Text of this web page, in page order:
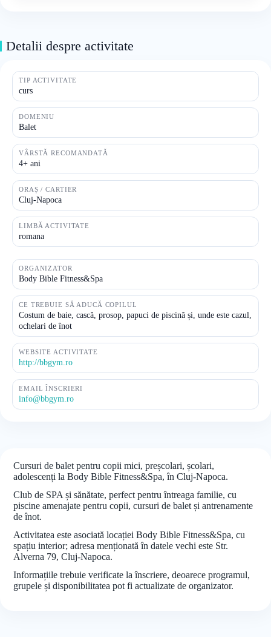
Detalii despre activitate
TIP ACTIVITATE
curs
DOMENIU
Balet
VÂRSTĂ RECOMANDATĂ
4+ ani
ORAȘ / CARTIER
Cluj-Napoca
LIMBĂ ACTIVITATE
romana
ORGANIZATOR
Body Bible Fitness&Spa
CE TREBUIE SĂ ADUCĂ COPILUL
Costum de baie, cască, prosop, papuci de piscină și, unde este cazul,
ochelari de înot
WEBSITE ACTIVITATE
http://bbgym.ro
EMAIL ÎNSCRIERI
info@bbgym.ro
Cursuri de balet pentru copii mici, preșcolari, școlari,
adolescenți la Body Bible Fitness&Spa, în Cluj-Napoca.
Club de SPA și sănătate, perfect pentru întreaga familie, cu
piscine amenajate pentru copii, cursuri de balet și antrenamente
de înot.
Activitatea este asociată locației Body Bible Fitness&Spa, cu
spațiu interior; adresa menționată în datele vechi este Str.
Alverna 79, Cluj-Napoca.
Informațiile trebuie verificate la înscriere, deoarece programul,
grupele și disponibilitatea pot fi actualizate de organizator.